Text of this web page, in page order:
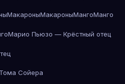
МакароныМакароныМангоМанго
Марио Пьюзо — Крёстный отец
Сойера